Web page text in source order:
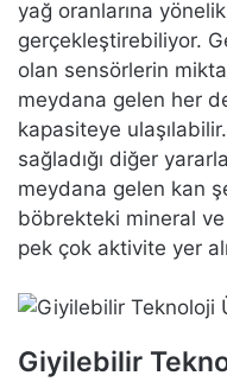
yağ oranlarına
gerçekleştirebiliyor.
olan sensörlerin
meydana gelen her
kapasiteye
sağladığı diğer
meydana gelen kan
böbrekteki mineral
pek çok aktivite yer
Giyilebilir